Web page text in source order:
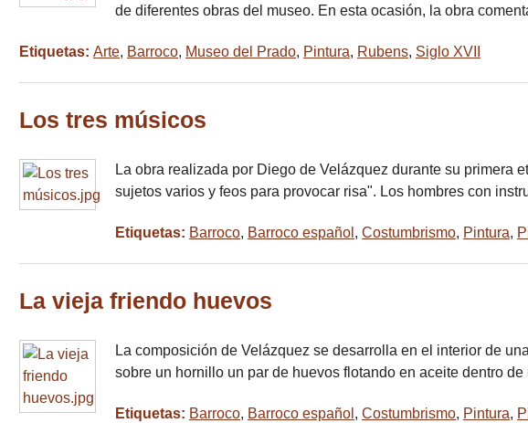
de diferentes obras del museo. En esta ocasión, la obra
Etiquetas: Arte, Barroco, Museo del Prado, Pintura, Rubens, Siglo XVII
Los tres músicos
La obra realizada por Diego de Velázquez durante su primera
sujetos varios y feos para provocar risa". Los hombres con
Etiquetas: Barroco, Barroco español , Costumbrismo, Pintura,
La vieja friendo huevos
La composición de Velázquez se desarrolla en el interior de
sobre un hornillo un par de huevos flotando en aceite dentro
Etiquetas: Barroco, Barroco español , Costumbrismo, Pintura,